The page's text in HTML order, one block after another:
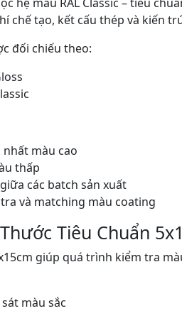
chế tạo, kết cấu thép và kiến
đối chiếu theo:
màu cao
thấp
các batch sản xuất
và matching màu coating
Tiêu Chuẩn
giúp quá trình kiểm tra
màu sắc